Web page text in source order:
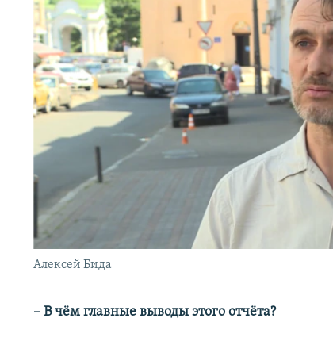
Алексей Бида
– В чём главные выводы этого отчёта?